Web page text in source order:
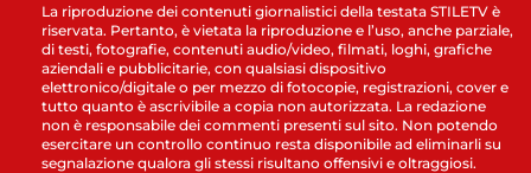
La riproduzione dei contenuti giornalistici della testata STILETV è
riservata. Pertanto, è vietata la riproduzione e l’uso, anche parziale,
di testi, fotografie, contenuti audio/video, filmati, loghi, grafiche
aziendali e pubblicitarie, con qualsiasi dispositivo
elettronico/digitale o per mezzo di fotocopie, registrazioni, cover e
tutto quanto è ascrivibile a copia non autorizzata. La redazione
non è responsabile dei commenti presenti sul sito. Non potendo
esercitare un controllo continuo resta disponibile ad eliminarli su
segnalazione qualora gli stessi risultano offensivi e oltraggiosi.